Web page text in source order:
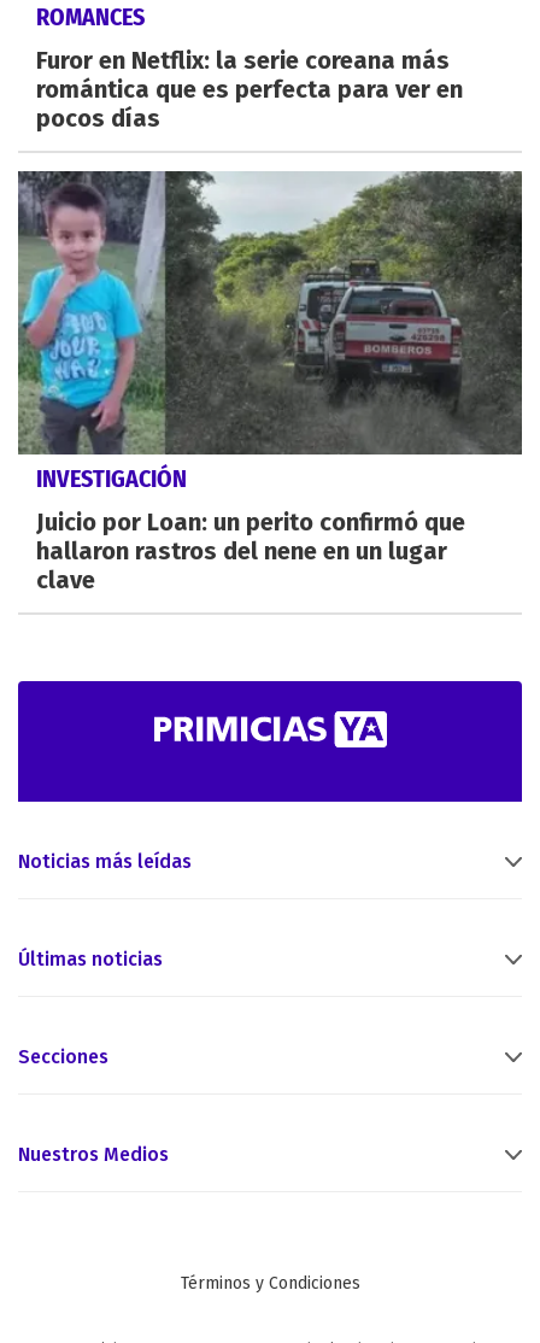
ROMANCES
Furor en Netflix: la serie coreana más
romántica que es perfecta para ver en
pocos días
INVESTIGACIÓN
Juicio por Loan: un perito confirmó que
hallaron rastros del nene en un lugar
clave
Noticias más leídas
Últimas noticias
Secciones
Nuestros Medios
Términos y Condiciones